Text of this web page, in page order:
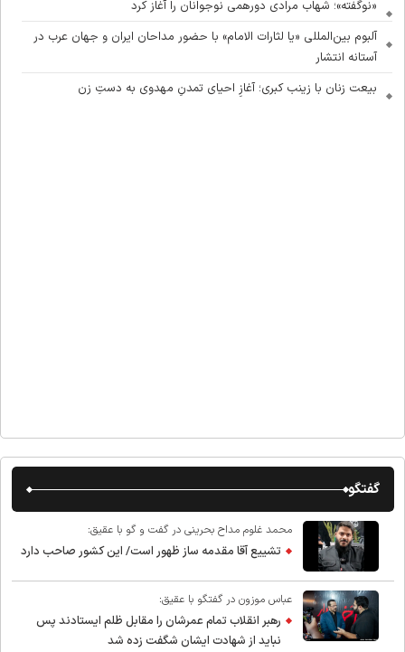
«نوگفته»؛ شهاب مرادی دورهمی نوجوانان را آغاز کرد
آلبوم بین‌المللی «یا لثارات الامام» با حضور مداحان ایران و جهان عرب در
آستانه انتشار
بیعت زنان با زینب کبری؛ آغازِ احیای تمدنِ مهدوی به دستِ زن
گفتگو
محمد غلوم مداح بحرینی در گفت و گو با عقیق:
تشییع آقا مقدمه ساز ظهور است/ این کشور صاحب دارد
عباس موزون در گفتگو با عقیق:
رهبر انقلاب تمام عمرشان را مقابل ظلم ایستادند پس
نباید از شهادت ایشان شگفت زده شد